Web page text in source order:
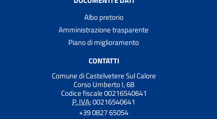
Albo pretorio
Amministrazione trasparente
Piano di miglioramento
CONTATTI
Comune di Castelvetere Sul Calore
Corso Umberto I, 68
Codice fiscale 00216540641
P. IVA:00216540641
+39 0827 65054